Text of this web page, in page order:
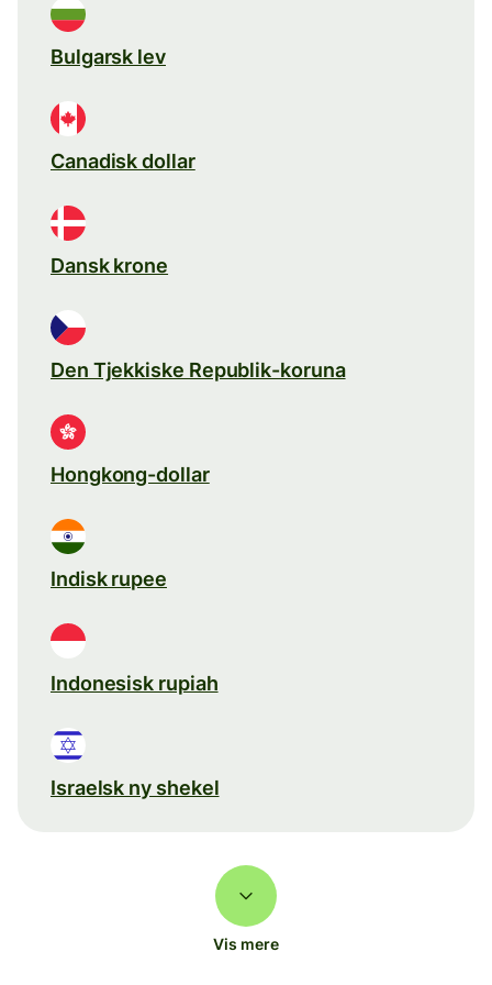
Bulgarsk lev
Canadisk dollar
Dansk krone
Den Tjekkiske Republik-koruna
Hongkong-dollar
Indisk rupee
Indonesisk rupiah
Israelsk ny shekel
Vis mere